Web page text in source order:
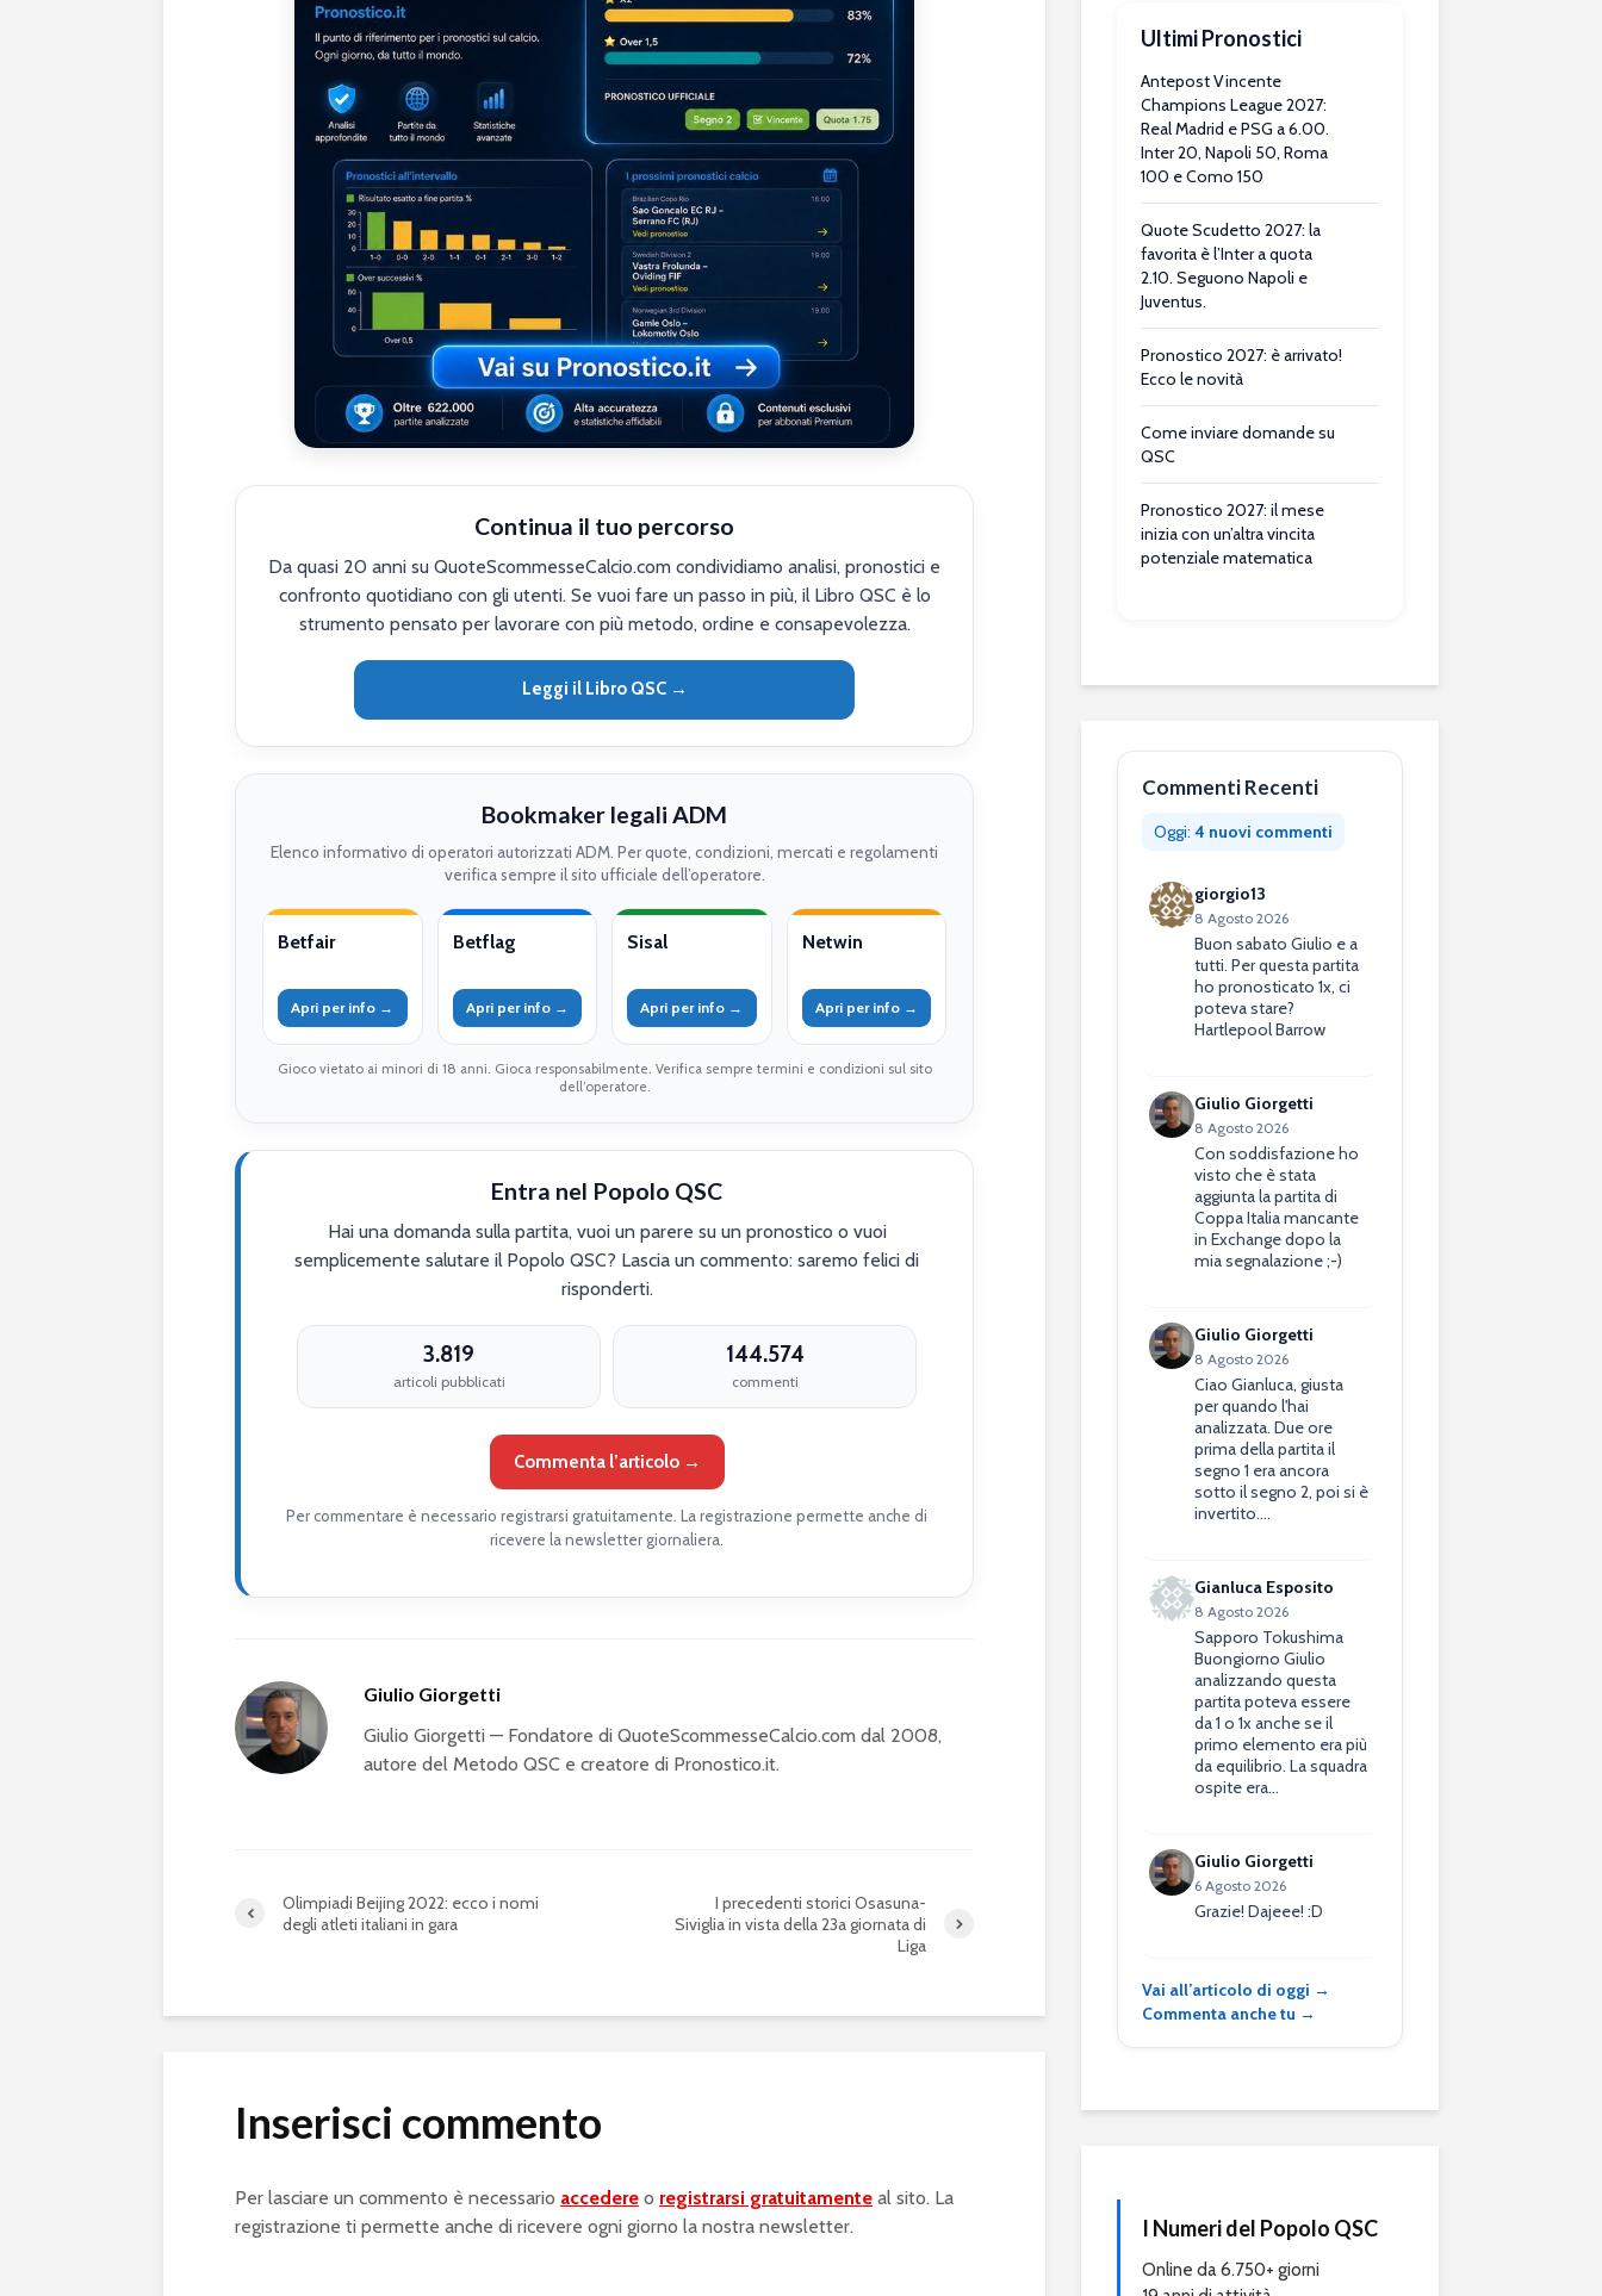
Continua il tuo percorso
Da quasi 20 anni su QuoteScommesseCalcio.com condividiamo analisi, pronostici e
confronto quotidiano con gli utenti. Se vuoi fare un passo in più, il Libro QSC è lo
strumento pensato per lavorare con più metodo, ordine e consapevolezza.
Leggi il Libro QSC →
Bookmaker legali ADM
Elenco informativo di operatori autorizzati ADM. Per quote, condizioni, mercati e regolamenti
verifica sempre il sito ufficiale dell’operatore.
Betfair
Apri per info →
Betflag
Apri per info →
Sisal
Apri per info →
Netwin
Apri per info →
Gioco vietato ai minori di 18 anni. Gioca responsabilmente. Verifica sempre termini e condizioni sul sito
dell’operatore.
Entra nel Popolo QSC
Hai una domanda sulla partita, vuoi un parere su un pronostico o vuoi
semplicemente salutare il Popolo QSC? Lascia un commento: saremo felici di
risponderti.
3.819
articoli pubblicati
144.574
commenti
Commenta l’articolo →
Per commentare è necessario registrarsi gratuitamente. La registrazione permette anche di
ricevere la newsletter giornaliera.
Giulio Giorgetti
Giulio Giorgetti — Fondatore di QuoteScommesseCalcio.com dal 2008,
autore del Metodo QSC e creatore di Pronostico.it.
Olimpiadi Beijing 2022: ecco i nomi
degli atleti italiani in gara
I precedenti storici Osasuna-
Siviglia in vista della 23a giornata di
Liga
Inserisci commento
Per lasciare un commento è necessario accedere o registrarsi gratuitamente al sito. La
registrazione ti permette anche di ricevere ogni giorno la nostra newsletter.
Ultimi Pronostici
Antepost Vincente
Champions League 2027:
Real Madrid e PSG a 6.00.
Inter 20, Napoli 50, Roma
100 e Como 150
Quote Scudetto 2027: la
favorita è l’Inter a quota
2.10. Seguono Napoli e
Juventus.
Pronostico 2027: è arrivato!
Ecco le novità
Come inviare domande su
QSC
Pronostico 2027: il mese
inizia con un’altra vincita
potenziale matematica
Commenti Recenti
Oggi: 4 nuovi commenti
giorgio13
8 Agosto 2026
Buon sabato Giulio e a
tutti. Per questa partita
ho pronosticato 1x, ci
poteva stare?
Hartlepool Barrow
Giulio Giorgetti
8 Agosto 2026
Con soddisfazione ho
visto che è stata
aggiunta la partita di
Coppa Italia mancante
in Exchange dopo la
mia segnalazione ;-)
Giulio Giorgetti
8 Agosto 2026
Ciao Gianluca, giusta
per quando l'hai
analizzata. Due ore
prima della partita il
segno 1 era ancora
sotto il segno 2, poi si è
invertito.…
Gianluca Esposito
8 Agosto 2026
Sapporo Tokushima
Buongiorno Giulio
analizzando questa
partita poteva essere
da 1 o 1x anche se il
primo elemento era più
da equilibrio. La squadra
ospite era…
Giulio Giorgetti
6 Agosto 2026
Grazie! Dajeee! :D
Vai all’articolo di oggi →
Commenta anche tu →
I Numeri del Popolo QSC
Online da 6.750+ giorni